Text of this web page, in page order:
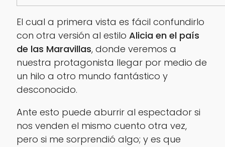
El cual a primera vista es fácil confundirlo
con otra versión al estilo Alicia en el país
de las Maravillas, donde veremos a
nuestra protagonista llegar por medio de
un hilo a otro mundo fantástico y
desconocido.
Ante esto puede aburrir al espectador si
nos venden el mismo cuento otra vez,
pero si me sorprendió algo; y es que